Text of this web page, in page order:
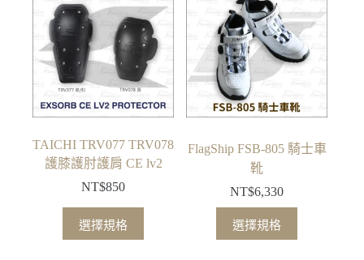
多
款
式。
可
在
品
頁
面
擇
選
多
種
款
式。
可
在
品
頁
選
擇
選
TAICHI TRV077 TRV078
護膝護肘護肩 CE lv2
NT$850
選擇規格
此
產
FlagShip FSB-805 騎士車
靴
NT$6,330
選擇規格
此
產